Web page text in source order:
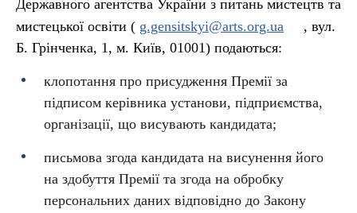
Державного агентства України з питань мистецтв та
мистецької освіти ( g.gensitskyi@arts.org.ua
, вул.
Б. Грінченка, 1, м. Київ, 01001) подаються:
клопотання про присудження Премії за
підписом керівника установи, підприємства,
організації, що висувають кандидата;
письмова згода кандидата на висунення його
на здобуття Премії та згода на обробку
персональних даних відповідно до Закону